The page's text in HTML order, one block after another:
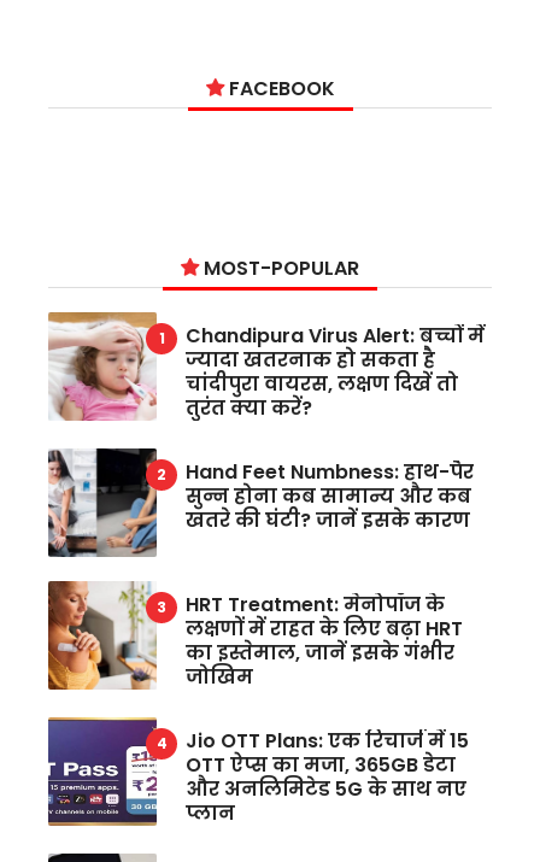
FACEBOOK
MOST-POPULAR
Chandipura Virus Alert: बच्चों में
ज्यादा खतरनाक हो सकता है
चांदीपुरा वायरस, लक्षण दिखें तो
तुरंत क्या करें?
Hand Feet Numbness: हाथ-पैर
सुन्न होना कब सामान्य और कब
खतरे की घंटी? जानें इसके कारण
HRT Treatment: मेनोपॉज के
लक्षणों में राहत के लिए बढ़ा HRT
का इस्तेमाल, जानें इसके गंभीर
जोखिम
Jio OTT Plans: एक रिचार्ज में 15
OTT ऐप्स का मजा, 365GB डेटा
और अनलिमिटेड 5G के साथ नए
प्लान